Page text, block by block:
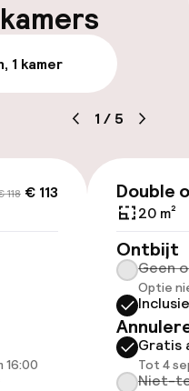
1 kamer
1 / 5
118 € 113
16:00
Double
20 m²
Ontbijt
Geen
Optie
Gratis
Tot 4
Niet-